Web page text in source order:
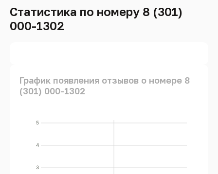
Статистика по номеру 8 (301)
000-1302
График появления отзывов о номере 8
(301) 000-1302
3
4
5